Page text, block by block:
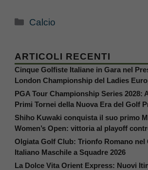
Categorie
Calcio
ARTICOLI RECENTI
Cinque Golfiste Italiane in Gara nel
London Championship del Ladies
PGA Tour Championship Series 2028:
Primi Tornei della Nuova Era del Golf
Shiho Kuwaki conquista il suo primo
Women’s Open: vittoria al playoff
Olgiata Golf Club: Trionfo Romano nel
Italiano Maschile a Squadre 2026
La Dolce Vita Orient Express: Nuovi